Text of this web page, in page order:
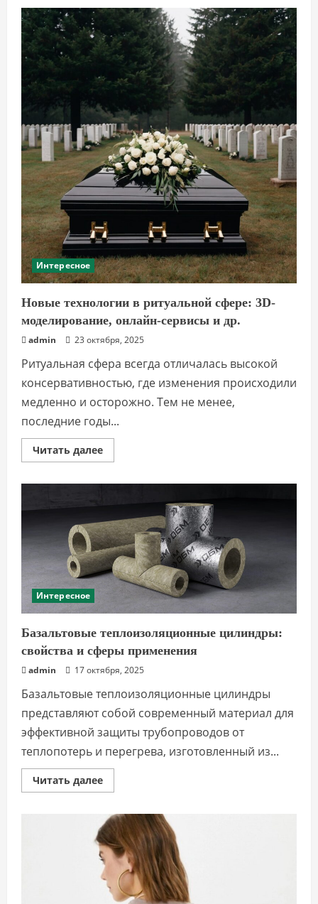
интерьера
ламинатом:
для
каких
стилей
идеально
подходит
Интересное
Новые технологии в ритуальной сфере: 3D-
моделирование, онлайн-сервисы и др.
admin 23 октября, 2025
Ритуальная сфера всегда отличалась высокой
консервативностью, где изменения происходили
медленно и осторожно. Тем не менее,
последние годы...
Читать далееПрочитать
больше
ритуальной
сфере:
3D-
моделирование,
онлайн-
сервисы
и
др.
Интересное
Базальтовые теплоизоляционные цилиндры:
свойства и сферы применения
admin 17 октября, 2025
Базальтовые теплоизоляционные цилиндры
представляют собой современный материал для
эффективной защиты трубопроводов от
теплопотерь и перегрева, изготовленный из...
Читать далееПрочитать
больше
теплоизоляционные
цилиндры:
свойства
и
сферы
применения